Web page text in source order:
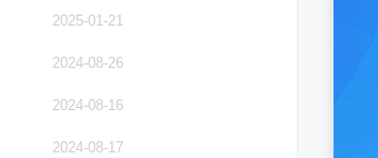
2025-01-21
2024-08-26
2024-08-16
2024-08-17